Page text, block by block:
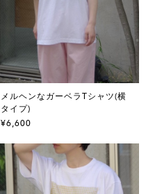
メルヘンなガーベラTシャツ(横
タイプ)
¥6,600